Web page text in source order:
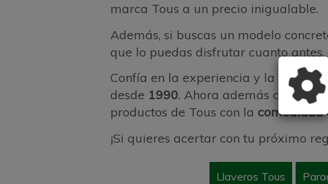
marca Tous a un precio inigualable.
Además, si buscas un modelo
que lo puedas disfrutar cuanto antes.
Confía en la experiencia y la
desde 1990. Ahora además
productos de Tous con la comodidad
¡Si quieres acertar con tu próximo
Llaveros Tous